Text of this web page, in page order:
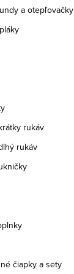
a otepľovačky
rukáv
rukáv
čiapky a sety